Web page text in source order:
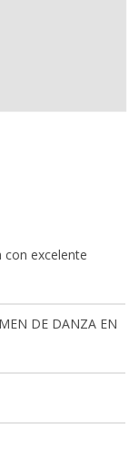
con excelente
DE DANZA EN